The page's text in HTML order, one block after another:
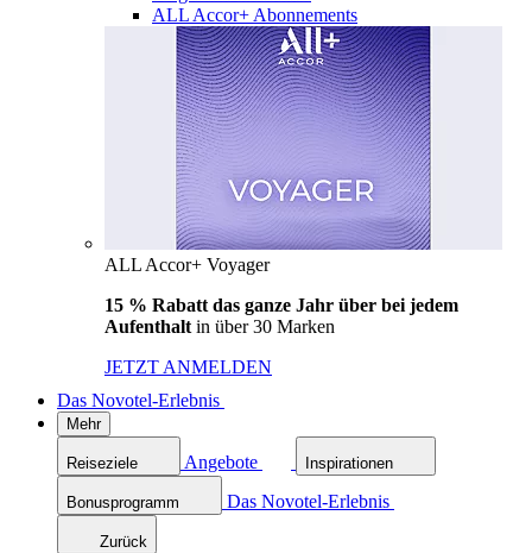
ALL Accor+ Abonnements
ALL Accor+ Voyager
15 % Rabatt das ganze Jahr über bei jedem
Aufenthalt in über 30 Marken
JETZT ANMELDEN
Das Novotel-Erlebnis
Mehr
Reiseziele Angebote Inspirationen
Bonusprogramm Das Novotel-Erlebnis
Zurück